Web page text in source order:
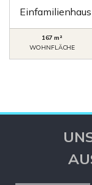
Einfamilienhaus
167 m²
WOHNFLÄCHE